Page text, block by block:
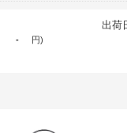
- 円)
出荷